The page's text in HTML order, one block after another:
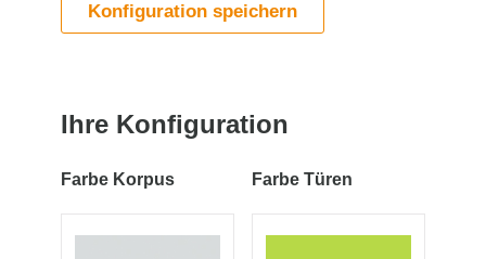
Konfiguration speichern
Ihre Konfiguration
Farbe Korpus Farbe Türen